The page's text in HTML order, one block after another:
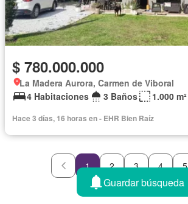
$ 780.000.000
La Madera Aurora, Carmen de Viboral
4 Habitaciones
3 Baños 1.000 m²
Hace 3 días, 16 horas en - EHR Bien Raíz
1 2 3 4 5
Guardar búsqueda